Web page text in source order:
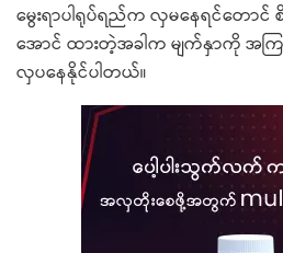
မွေးရာပါရုပ်ရည်က လှမနေရင်တေ
အောင် ထားတဲ့အခါက မျက်နှာကို အ
လှပနေနိုင်ပါတယ်။